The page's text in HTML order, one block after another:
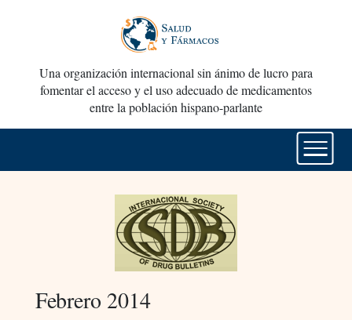
Una organización internacional sin ánimo de lucro para
fomentar el acceso y el uso adecuado de medicamentos
entre la población hispano-parlante
Febrero 2014